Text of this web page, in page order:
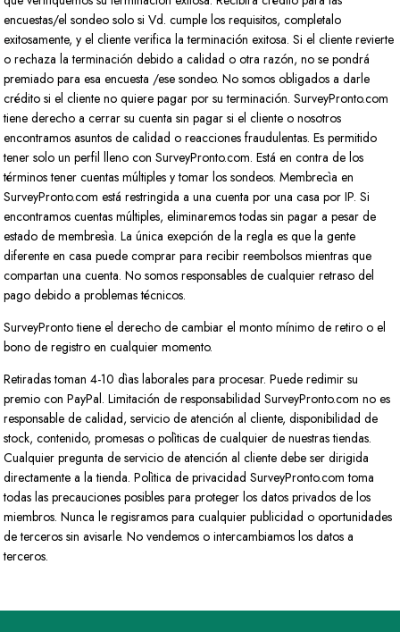
encuestas/el sondeo solo si Vd. cumple los requisitos, completalo
exitosamente, y el cliente verifica la terminación exitosa. Si el cliente revierte
o rechaza la terminación debido a calidad o otra razón, no se pondrá
premiado para esa encuesta /ese sondeo. No somos obligados a darle
crédito si el cliente no quiere pagar por su terminación. SurveyPronto.com
tiene derecho a cerrar su cuenta sin pagar si el cliente o nosotros
encontramos asuntos de calidad o reacciones fraudulentas. Es permitido
tener solo un perfil lleno con SurveyPronto.com. Está en contra de los
términos tener cuentas múltiples y tomar los sondeos. Membrecìa en
SurveyPronto.com está restringida a una cuenta por una casa por IP. Si
encontramos cuentas múltiples, eliminaremos todas sin pagar a pesar de
estado de membresìa. La única exepción de la regla es que la gente
diferente en casa puede comprar para recibir reembolsos mientras que
compartan una cuenta. No somos responsables de cualquier retraso del
pago debido a problemas técnicos.
SurveyPronto tiene el derecho de cambiar el monto mínimo de retiro o el
bono de registro en cualquier momento.
Retiradas toman 4-10 dìas laborales para procesar. Puede redimir su
premio con PayPal. Limitación de responsabilidad SurveyPronto.com no es
responsable de calidad, servicio de atención al cliente, disponibilidad de
stock, contenido, promesas o polìticas de cualquier de nuestras tiendas.
Cualquier pregunta de servicio de atención al cliente debe ser dirigida
directamente a la tienda. Polìtica de privacidad SurveyPronto.com toma
todas las precauciones posibles para proteger los datos privados de los
miembros. Nunca le regisramos para cualquier publicidad o oportunidades
de terceros sin avisarle. No vendemos o intercambiamos los datos a
terceros.